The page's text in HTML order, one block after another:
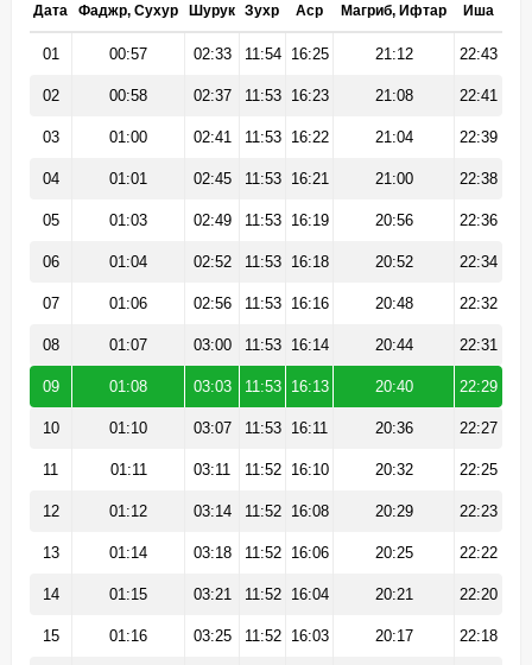
Дата Фаджр, Сухур Шурук Зухр Аср Магриб, Ифтар Иша
01 00:57 02:33 11:54 16:25 21:12 22:43
02 00:58 02:37 11:53 16:23 21:08 22:41
03 01:00 02:41 11:53 16:22 21:04 22:39
04 01:01 02:45 11:53 16:21 21:00 22:38
05 01:03 02:49 11:53 16:19 20:56 22:36
06 01:04 02:52 11:53 16:18 20:52 22:34
07 01:06 02:56 11:53 16:16 20:48 22:32
08 01:07 03:00 11:53 16:14 20:44 22:31
09 01:08 03:03 11:53 16:13 20:40 22:29
10 01:10 03:07 11:53 16:11 20:36 22:27
11 01:11 03:11 11:52 16:10 20:32 22:25
12 01:12 03:14 11:52 16:08 20:29 22:23
13 01:14 03:18 11:52 16:06 20:25 22:22
14 01:15 03:21 11:52 16:04 20:21 22:20
15 01:16 03:25 11:52 16:03 20:17 22:18